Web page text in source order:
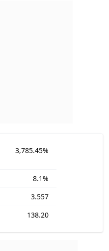
3,785.45%
8.1%
3.557
138.20